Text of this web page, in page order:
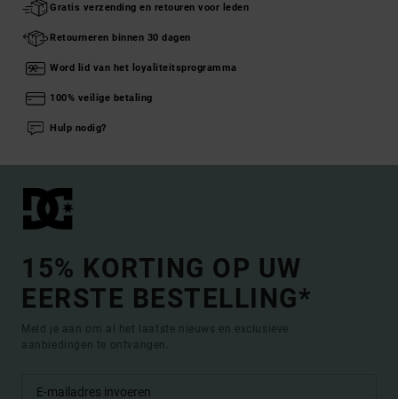
Gratis verzending en retouren voor leden
Retourneren binnen 30 dagen
Word lid van het loyaliteitsprogramma
100% veilige betaling
Hulp nodig?
15% KORTING OP UW
EERSTE BESTELLING*
Meld je aan om al het laatste nieuws en exclusieve
aanbiedingen te ontvangen.